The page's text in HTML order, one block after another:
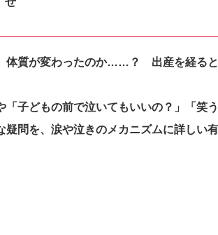
体質が変わったのか……？ 出産を経る
「子どもの前で泣いてもいいの？」「笑
疑問を、涙や泣きのメカニズムに詳しい